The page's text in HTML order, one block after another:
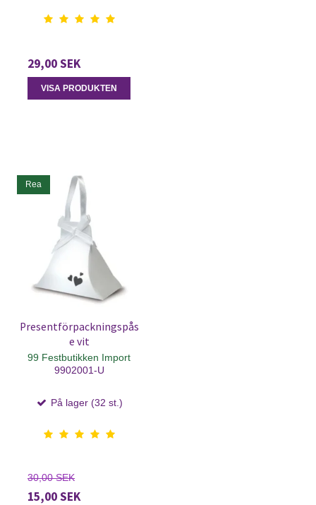
29,00 SEK
VISA PRODUKTEN
Rea
Presentförpackningspås
e vit
99 Festbutikken Import
9902001-U
På lager (32 st.)
30,00 SEK
15,00 SEK